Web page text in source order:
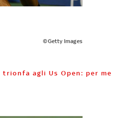
©Getty Images